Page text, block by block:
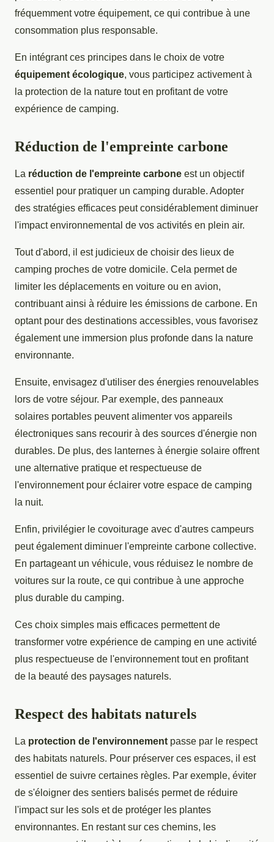
fréquemment votre équipement, ce qui contribue à une
consommation plus responsable.
En intégrant ces principes dans le choix de votre
équipement écologique, vous participez activement à
la protection de la nature tout en profitant de votre
expérience de camping.
Réduction de l'empreinte carbone
La réduction de l'empreinte carbone est un objectif
essentiel pour pratiquer un camping durable. Adopter
des stratégies efficaces peut considérablement diminuer
l'impact environnemental de vos activités en plein air.
Tout d'abord, il est judicieux de choisir des lieux de
camping proches de votre domicile. Cela permet de
limiter les déplacements en voiture ou en avion,
contribuant ainsi à réduire les émissions de carbone. En
optant pour des destinations accessibles, vous favorisez
également une immersion plus profonde dans la nature
environnante.
Ensuite, envisagez d'utiliser des énergies renouvelables
lors de votre séjour. Par exemple, des panneaux
solaires portables peuvent alimenter vos appareils
électroniques sans recourir à des sources d'énergie non
durables. De plus, des lanternes à énergie solaire offrent
une alternative pratique et respectueuse de
l'environnement pour éclairer votre espace de camping
la nuit.
Enfin, privilégier le covoiturage avec d'autres campeurs
peut également diminuer l'empreinte carbone collective.
En partageant un véhicule, vous réduisez le nombre de
voitures sur la route, ce qui contribue à une approche
plus durable du camping.
Ces choix simples mais efficaces permettent de
transformer votre expérience de camping en une activité
plus respectueuse de l'environnement tout en profitant
de la beauté des paysages naturels.
Respect des habitats naturels
La protection de l'environnement passe par le respect
des habitats naturels. Pour préserver ces espaces, il est
essentiel de suivre certaines règles. Par exemple, éviter
de s'éloigner des sentiers balisés permet de réduire
l'impact sur les sols et de protéger les plantes
environnantes. En restant sur ces chemins, les